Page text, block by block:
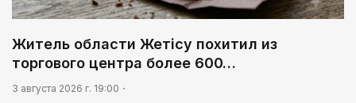
Житель области Жетісу похитил из
торгового центра более 600…
3 августа 2026 г. 19:00